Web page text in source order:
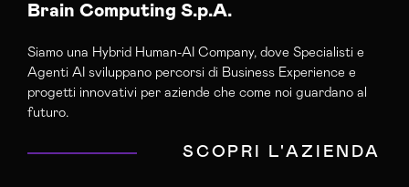
Agenzia Google Partner Viterbo
Agenzia Web Marketing Viterbo
Campagne Adv Social Viterbo
Campagne Advertising Viterbo
Campagne Native Advertising Viterbo
Brain Computing S.p.A.
Siamo una Hybrid Human-AI Company, dove Specialisti e
Agenti AI sviluppano percorsi di Business Experience e
progetti innovativi per aziende che come noi guardano al
futuro.
SCOPRI L'AZIENDA